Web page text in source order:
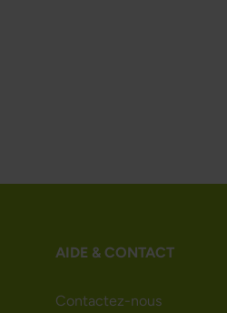
AIDE & CONTACT
Contactez-nous